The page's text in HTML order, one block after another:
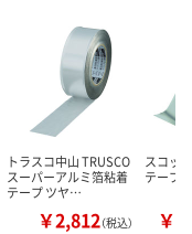
トラスコ中山 TRUSCO
スーパーアルミ箔粘着
テープ ツヤ…
￥2,812（税込）
スコッ
テープ（
￥